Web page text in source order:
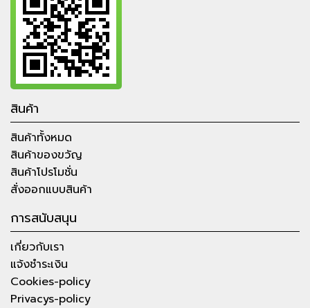
สินค้า
สินค้าทั้งหมด
สินค้าของขวัญ
สินค้าโปรโมชั่น
สั่งออกแบบสินค้า
การสนับสนุน
เกี่ยวกับเรา
แจ้งชำระเงิน
Cookies-policy
Privacys-policy